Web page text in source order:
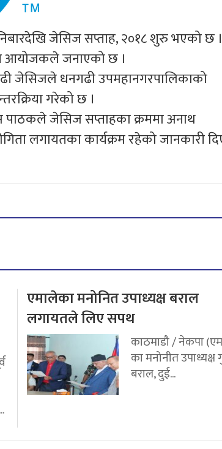
जेसिज सप्ताह, २०१८ शुरु भएको छ ।
आयोजकले जनाएको छ ।
जेसिजले धनगढी उपमहानगरपालिकाको
गरेको छ ।
पाठकले जेसिज सप्ताहका क्रममा अनाथ
लगायतका कार्यक्रम रहेको जानकारी
एमालेका मनोनित उपाध्यक्ष बराल
लगायतले लिए सपथ
काठमाडौ / नेकपा
का मनोनीत
बराल, दुई...